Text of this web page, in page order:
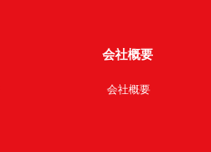
会社概要
会社概要